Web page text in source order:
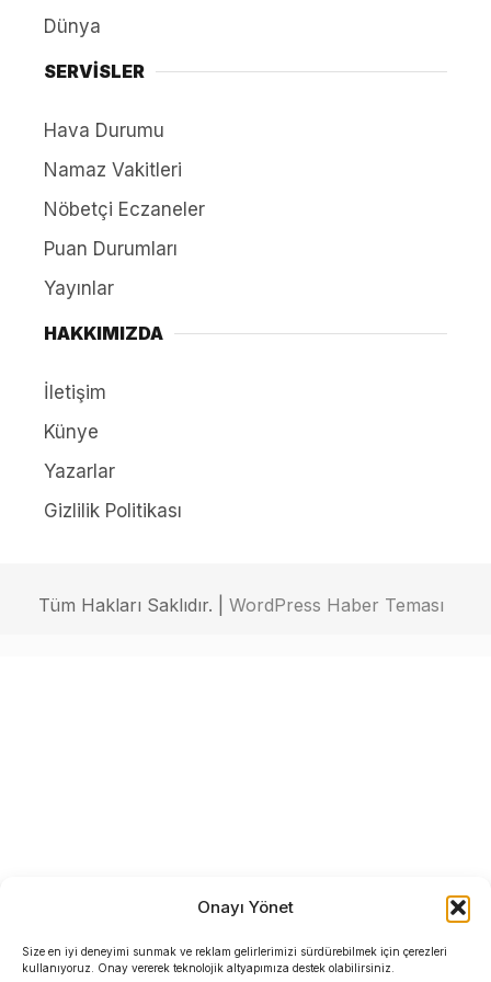
Onayı Yönet
Size en iyi deneyimi sunmak ve reklam gelirlerimizi sürdürebilmek için çerezleri
kullanıyoruz. Onay vererek teknolojik altyapımıza destek olabilirsiniz.
Dünya
SERVİSLER
Hava Durumu
Namaz Vakitleri
Nöbetçi Eczaneler
Puan Durumları
Yayınlar
HAKKIMIZDA
İletişim
Künye
Yazarlar
Gizlilik Politikası
Tüm Hakları Saklıdır. | WordPress Haber Teması